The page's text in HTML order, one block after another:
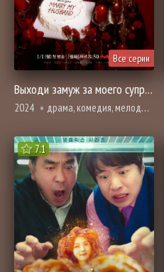
Все серии
Выходи замуж за моего супруга!
2024 драма, комедия, мелодрама, вебтун, романтика, фэнтези, смерть
7.1